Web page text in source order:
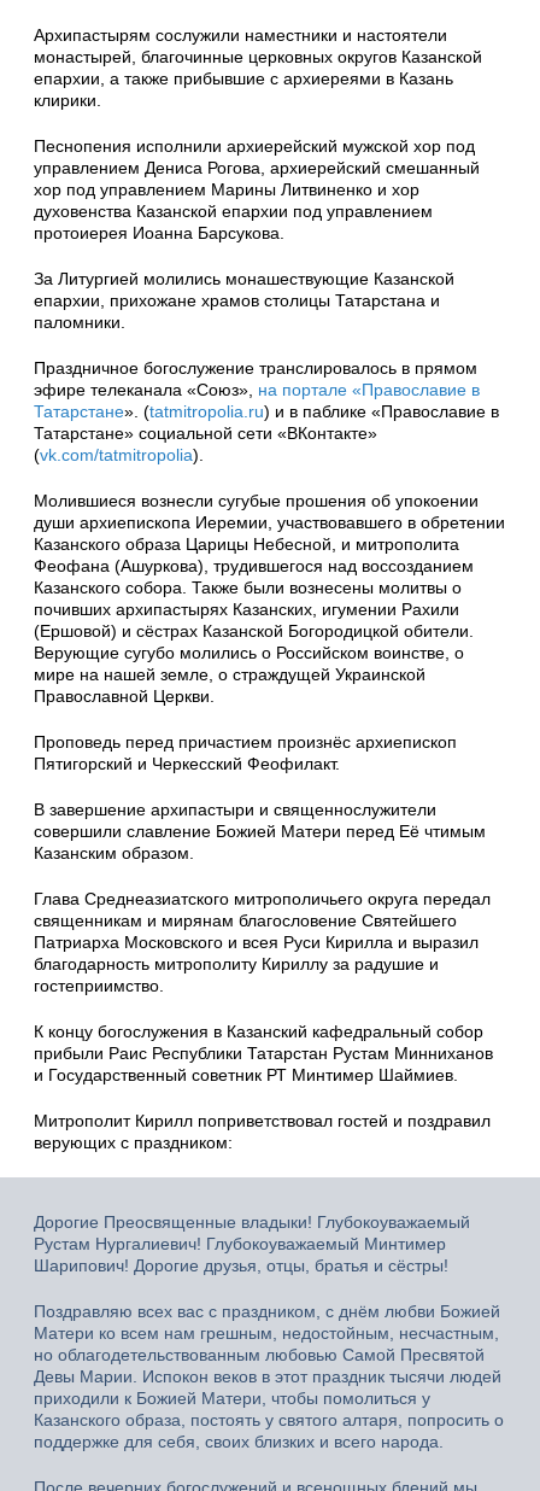
Архипастырям сослужили наместники и настоятели
монастырей, благочинные церковных округов Казанской
епархии, а также прибывшие с архиереями в Казань
клирики.
Песнопения исполнили архиерейский мужской хор под
управлением Дениса Рогова, архиерейский смешанный
хор под управлением Марины Литвиненко и хор
духовенства Казанской епархии под управлением
протоиерея Иоанна Барсукова.
За Литургией молились монашествующие Казанской
епархии, прихожане храмов столицы Татарстана и
паломники.
Праздничное богослужение транслировалось в прямом
эфире телеканала «Союз», на портале «Православие в
Татарстане». (tatmitropolia.ru) и в паблике «Православие в
Татарстане» социальной сети «ВКонтакте»
(vk.com/tatmitropolia).
Молившиеся вознесли сугубые прошения об упокоении
души архиепископа Иеремии, участвовавшего в обретении
Казанского образа Царицы Небесной, и митрополита
Феофана (Ашуркова), трудившегося над воссозданием
Казанского собора. Также были вознесены молитвы о
почивших архипастырях Казанских, игумении Рахили
(Ершовой) и сёстрах Казанской Богородицкой обители.
Верующие сугубо молились о Российском воинстве, о
мире на нашей земле, о страждущей Украинской
Православной Церкви.
Проповедь перед причастием произнёс архиепископ
Пятигорский и Черкесский Феофилакт.
В завершение архипастыри и священнослужители
совершили славление Божией Матери перед Её чтимым
Казанским образом.
Глава Среднеазиатского митрополичьего округа передал
священникам и мирянам благословение Святейшего
Патриарха Московского и всея Руси Кирилла и выразил
благодарность митрополиту Кириллу за радушие и
гостеприимство.
К концу богослужения в Казанский кафедральный собор
прибыли Раис Республики Татарстан Рустам Минниханов
и Государственный советник РТ Минтимер Шаймиев.
Митрополит Кирилл поприветствовал гостей и поздравил
верующих с праздником:
Дорогие Преосвященные владыки! Глубокоуважаемый
Рустам Нургалиевич! Глубокоуважаемый Минтимер
Шарипович! Дорогие друзья, отцы, братья и сёстры!
Поздравляю всех вас с праздником, с днём любви Божией
Матери ко всем нам грешным, недостойным, несчастным,
но облагодетельствованным любовью Самой Пресвятой
Девы Марии. Испокон веков в этот праздник тысячи людей
приходили к Божией Матери, чтобы помолиться у
Казанского образа, постоять у святого алтаря, попросить о
поддержке для себя, своих близких и всего народа.
После вечерних богослужений и всенощных бдений мы